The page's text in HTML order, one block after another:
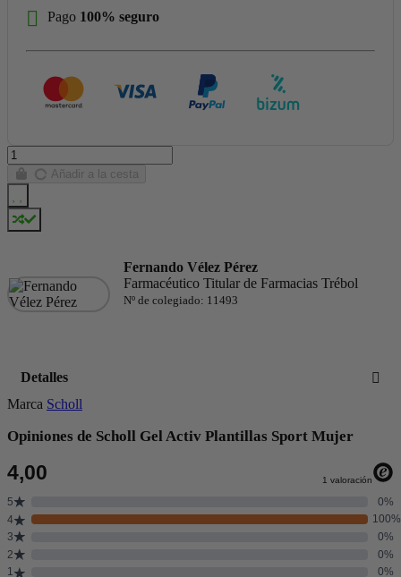
Pago 100% seguro
Añadir a la cesta
Fernando Vélez Pérez
Farmacéutico Titular de Farmacias Trébol
Nº de colegiado: 11493
Detalles
Marca Scholl
Opiniones de Scholl Gel Activ Plantillas Sport Mujer